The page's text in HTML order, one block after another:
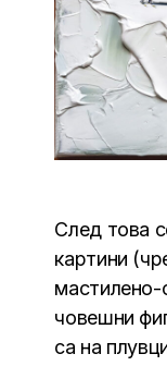
След това
картини
мастилено-
човешни
са на